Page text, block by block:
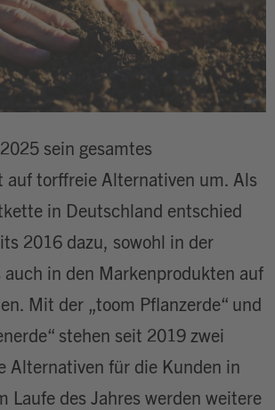
sein gesamtes
auf torffreie Alternativen um. Als
in Deutschland entschied
2016 dazu, sowohl in der
auch in den Markenprodukten auf
Mit der „toom Pflanzerde“ und
stehen seit 2019 zwei
Alternativen für die Kunden in
Laufe des Jahres werden weitere